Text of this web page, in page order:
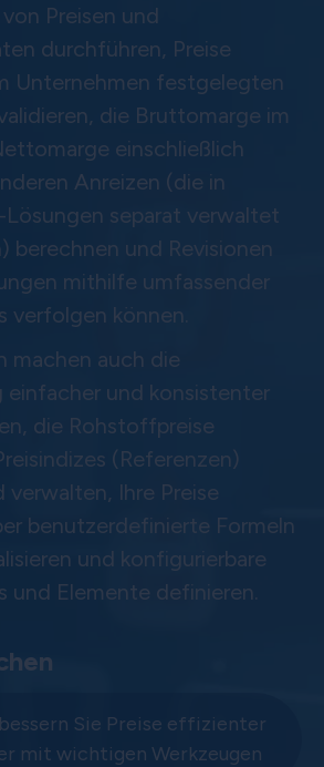
Preisen und
durchführen, Preise
Unternehmen festgelegten
die Bruttomarge im
einschließlich
Anreizen (die in
separat verwaltet
berechnen und Revisionen
mithilfe umfassender
verfolgen können.
machen auch die
einfacher und konsistenter
die Rohstoffpreise
(Referenzen)
verwalten, Ihre Preise
benutzerdefinierte Formeln
und konfigurierbare
und Elemente definieren.
Sie Preise effizienter
mit wichtigen Werkzeugen